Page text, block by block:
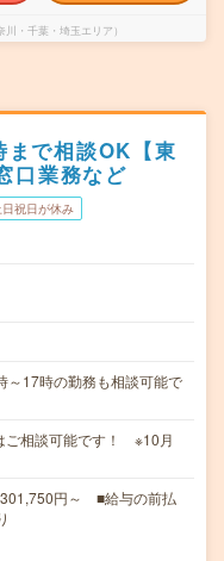
・千葉・埼玉エリア）
まで相談OK【東
口業務など
日祝日が休み
17時の勤務も相談可能で
相談可能です！ ※10月
円～ ■給与の前払